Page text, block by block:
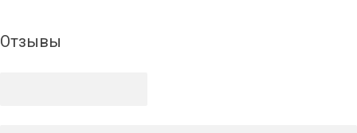
Отзывы